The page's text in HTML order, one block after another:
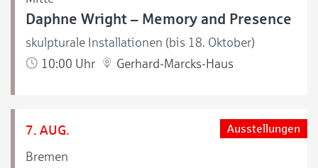
Daphne Wright – Memory and Presence
skulpturale Installationen (bis 18. Oktober)
10:00 Uhr
Gerhard-Marcks-Haus
7. AUG.
Bremen
Ausstellungen